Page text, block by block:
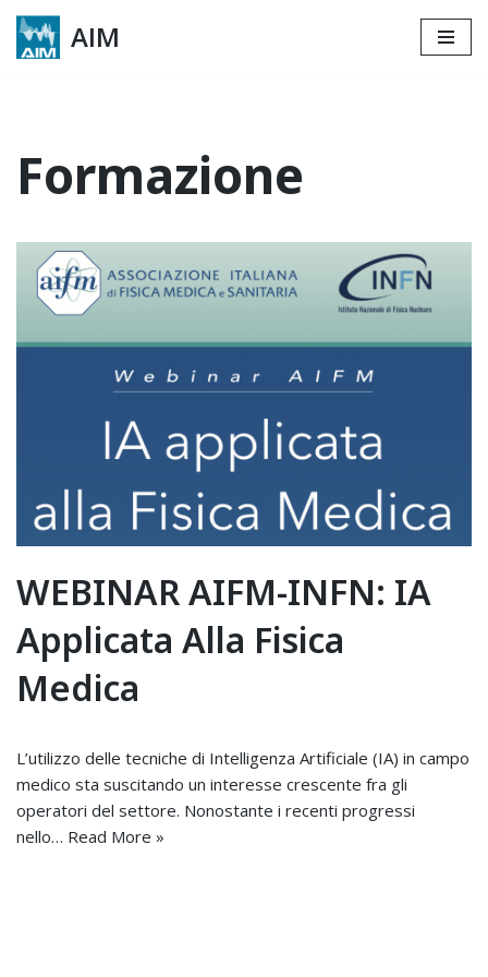
Skip
AIM
Formazione
WEBINAR AIFM-INFN: IA
Applicata Alla Fisica
Medica
L’utilizzo delle tecniche di Intelligenza Artificiale (IA) in campo
medico sta suscitando un interesse crescente fra gli
operatori del settore. Nonostante i recenti progressi
nello… Read More »